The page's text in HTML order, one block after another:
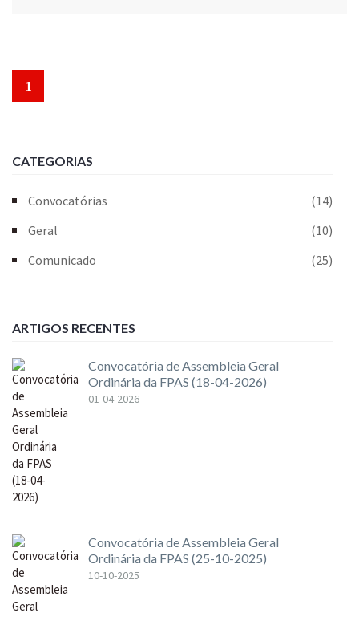
1
CATEGORIAS
Convocatórias
(14)
Geral
(10)
Comunicado
(25)
ARTIGOS RECENTES
Convocatória de Assembleia Geral
Ordinária da FPAS (18-04-2026)
01-04-2026
Convocatória de Assembleia Geral
Ordinária da FPAS (25-10-2025)
10-10-2025